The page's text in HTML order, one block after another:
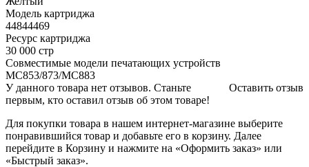
Модель картриджа
44844469
Ресурс картриджа
30 000 стр
Совместимые модели печатающих устройств
MC853/873/MC883
Оставить отзыв
У данного товара нет отзывов. Станьте
первым, кто оставил отзыв об этом товаре!
Для покупки товара в нашем интернет-магазине выберите
понравившийся товар и добавьте его в корзину. Далее
перейдите в Корзину и нажмите на «Оформить заказ» или
«Быстрый заказ».